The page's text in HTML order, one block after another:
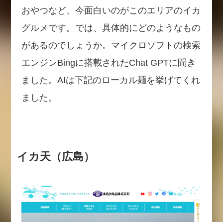
おやつなど、今面白いのがこのエリアのイカ
グルメです。では、具体的にどのようなもの
があるのでしょうか。マイクロソフトの検索
エンジンBingに搭載されたChat GPTに聞き
ました。AIは下記のローカル麺を挙げてくれ
ました。
イカ天（広島）